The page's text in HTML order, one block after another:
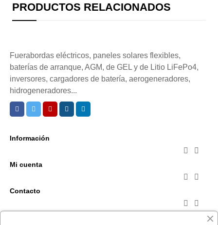
PRODUCTOS RELACIONADOS
Fuerabordas eléctricos, paneles solares flexibles,
baterías de arranque, AGM, de GEL y de Litio LiFePo4,
inversores, cargadores de batería, aerogeneradores,
hidrogeneradores...
Información
 
Mi cuenta
 
Contacto
 